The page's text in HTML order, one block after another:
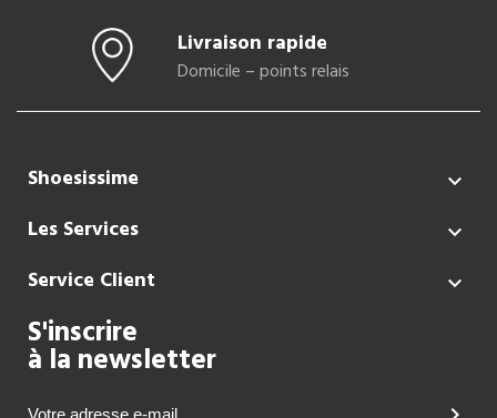
Livraison rapide
Domicile – points relais
Shoesissime 
Les Services 
Service Client 
S'inscrire
à la newsletter